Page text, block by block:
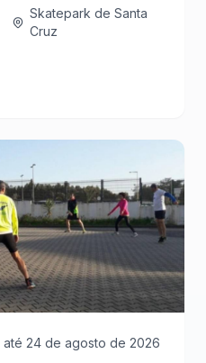
Skatepark de Santa
Cruz
até 24 de agosto de 2026